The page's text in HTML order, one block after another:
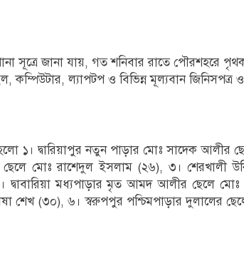
সূত্রে জানা যায়, গত শনিবার রাতে পৌরশহরে
কম্পিউটার, ল্যাপটপ ও বিভিন্ন মূল্যবান জিনিসপত্র
১। দ্বারিয়াপুর নতুন পাড়ার মোঃ সাদেক আলীর
মোঃ রাশেদুল ইসলাম (২৬), ৩। শেরখালী
দ্বাবারিয়া মধ্যপাড়ার মৃত আমদ আলীর ছেলে
শেখ (৩০), ৬। স্বরুপপুর পশ্চিমপাড়ার দুলালের